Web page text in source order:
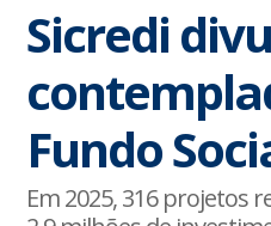
Sicredi
Fundo
Em 2025, 316 projetos